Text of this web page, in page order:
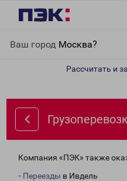
Ваш город Москва?
Рассчитать и
Компания «ПЭК» также
- Переезды в Ивдель